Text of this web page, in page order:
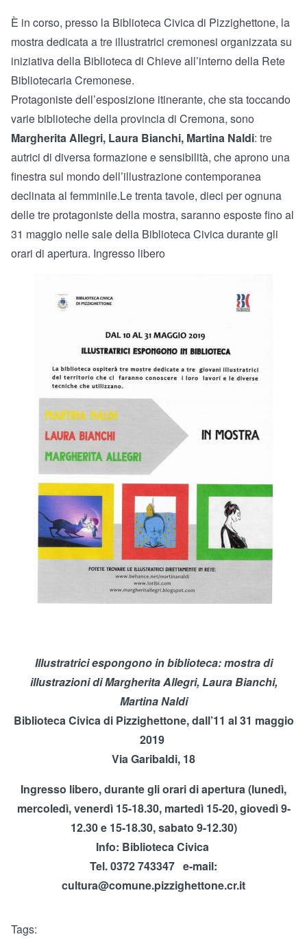
È in corso, presso la Biblioteca Civica di Pizzighettone, la
mostra dedicata a tre illustratrici cremonesi organizzata su
iniziativa della Biblioteca di Chieve all’interno della Rete
Bibliotecaria Cremonese.
Protagoniste dell’esposizione itinerante, che sta toccando
varie biblioteche della provincia di Cremona, sono
Margherita Allegri, Laura Bianchi, Martina Naldi: tre
autrici di diversa formazione e sensibilità, che aprono una
finestra sul mondo dell’illustrazione contemporanea
declinata al femminile.Le trenta tavole, dieci per ognuna
delle tre protagoniste della mostra, saranno esposte fino al
31 maggio nelle sale della Biblioteca Civica durante gli
orari di apertura. Ingresso libero
Illustratrici espongono in biblioteca: mostra di
illustrazioni di Margherita Allegri, Laura Bianchi,
Martina Naldi
Biblioteca Civica di Pizzighettone, dall’11 al 31 maggio
2019
Via Garibaldi, 18
Ingresso libero, durante gli orari di apertura (lunedì,
mercoledì, venerdì 15-18.30, martedì 15-20, giovedì 9-
12.30 e 15-18.30, sabato 9-12.30)
Info: Biblioteca Civica
Tel. 0372 743347 e-mail:
cultura@comune.pizzighettone.cr.it
Tags